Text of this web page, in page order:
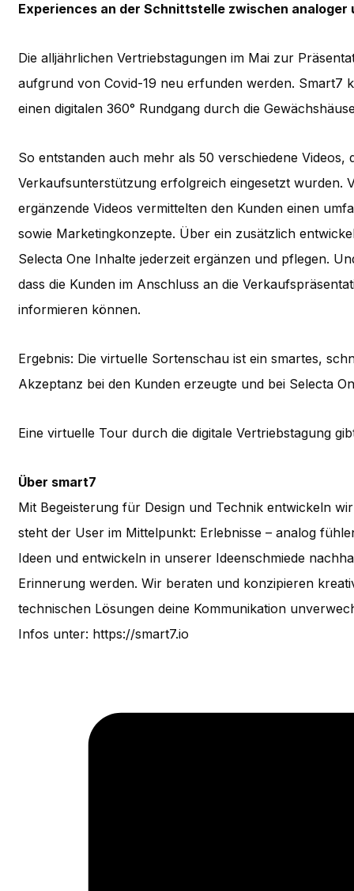
Experiences an der Schnittstelle zwischen analoger
Die alljährlichen Vertriebstagungen im Mai zur
aufgrund von Covid-19 neu erfunden werden. Smart7
einen digitalen 360° Rundgang durch die
So entstanden auch mehr als 50 verschiedene Videos,
Verkaufsunterstützung erfolgreich eingesetzt wurden.
ergänzende Videos vermittelten den Kunden einen
sowie Marketingkonzepte. Über ein zusätzlich
Selecta One Inhalte jederzeit ergänzen und pflegen.
dass die Kunden im Anschluss an die
informieren können.
Ergebnis: Die virtuelle Sortenschau ist ein smartes,
Akzeptanz bei den Kunden erzeugte und bei Selecta
Eine virtuelle Tour durch die digitale Vertriebstagung
Über smart7
Mit Begeisterung für Design und Technik entwickeln
steht der User im Mittelpunkt: Erlebnisse – analog
Ideen und entwickeln in unserer Ideenschmiede
Erinnerung werden. Wir beraten und konzipieren
technischen Lösungen deine Kommunikation
Infos unter: https://smart7.io